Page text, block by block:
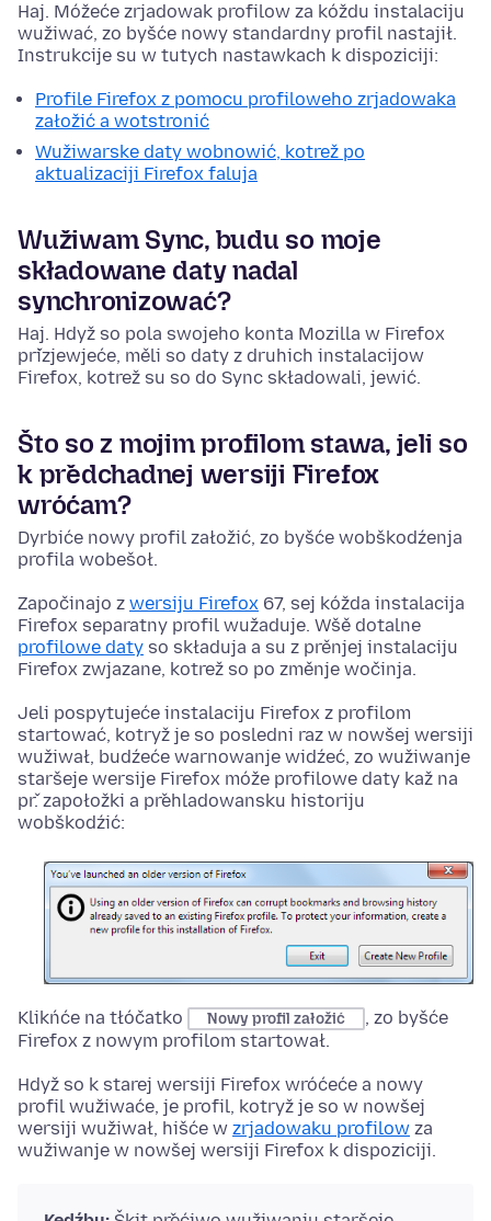
Haj. Móžeće zrjadowak profilow za kóždu instalaciju
wužiwać, zo byšće nowy standardny profil nastajił.
Instrukcije su w tutych nastawkach k dispoziciji:
Profile Firefox z pomocu profiloweho zrjadowaka
załožić a wotstronić
Wužiwarske daty wobnowić, kotrež po
aktualizaciji Firefox faluja
Wužiwam Sync, budu so moje
składowane daty nadal
synchronizować?
Haj. Hdyž so pola swojeho konta Mozilla w Firefox
přizjewjeće, měli so daty z druhich instalacijow
Firefox, kotrež su so do Sync składowali, jewić.
Što so z mojim profilom stawa, jeli so
k předchadnej wersiji Firefox
wróćam?
Dyrbiće nowy profil załožić, zo byšće wobškodźenja
profila wobešoł.
Započinajo z wersiju Firefox 67, sej kóžda instalacija
Firefox separatny profil wužaduje. Wšě dotalne
profilowe daty so składuja a su z prěnjej instalaciju
Firefox zwjazane, kotrež so po změnje wočinja.
Jeli pospytujeće instalaciju Firefox z profilom
startować, kotryž je so posledni raz w nowšej wersiji
wužiwał, budźeće warnowanje widźeć, zo wužiwanje
staršeje wersije Firefox móže profilowe daty kaž na
př. zapołožki a přehladowansku historiju
wobškodźić:
Klikńće na tłóčatko Nowy profil załožić
, zo byšće
Firefox z nowym profilom startował.
Hdyž so k starej wersiji Firefox wróćeće a nowy
profil wužiwaće, je profil, kotryž je so w nowšej
wersiji wužiwał, hišće w zrjadowaku profilow za
wužiwanje w nowšej wersiji Firefox k dispoziciji.